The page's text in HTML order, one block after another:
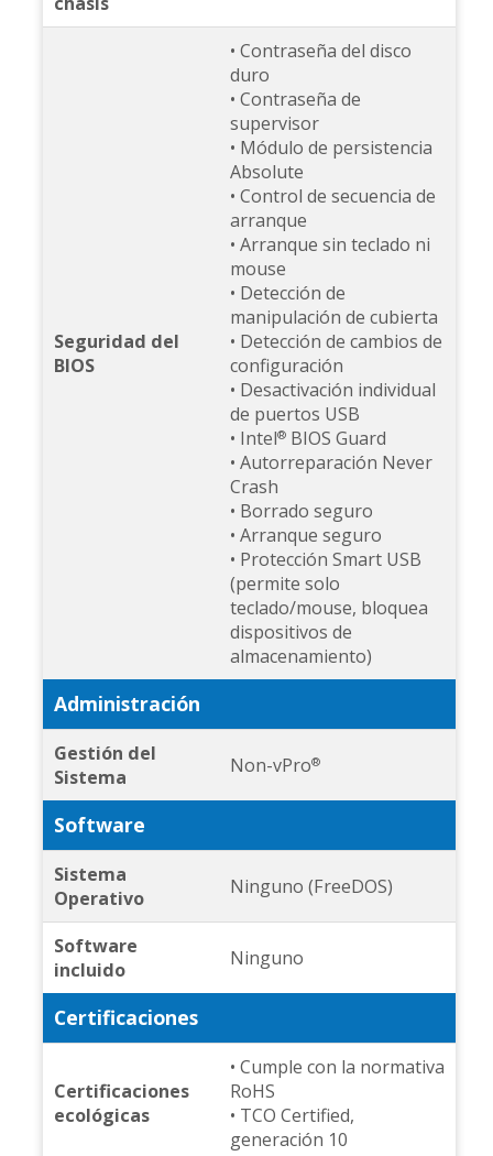
Seguridad del
BIOS
• Contraseña del disco
duro
• Contraseña de
supervisor
• Módulo de persistencia
Absolute
• Control de secuencia de
arranque
• Arranque sin teclado ni
mouse
• Detección de
manipulación de cubierta
• Detección de cambios de
configuración
• Desactivación individual
de puertos USB
• Intel®BIOS Guard
• Autorreparación Never
Crash
• Borrado seguro
• Arranque seguro
• Protección Smart USB
(permite solo
teclado/mouse, bloquea
dispositivos de
almacenamiento)
Administración
Gestión del
Sistema
Non-vPro®
Software
Sistema
Operativo
Ninguno (FreeDOS)
Software
incluido
Ninguno
Certificaciones
Certificaciones
ecológicas
• Cumple con la normativa
RoHS
• TCO Certified,
generación 10